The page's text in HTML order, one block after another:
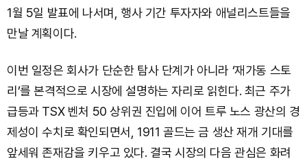
1월 5일 발표에 나서며, 행사 기간 투자자와 애널리스트들을
만날 계획이다.
이번 일정은 회사가 단순한 탐사 단계가 아니라 ‘재가동 스토
리’를 본격적으로 시장에 설명하는 자리로 읽힌다. 최근 주가
급등과 TSX 벤처 50 상위권 진입에 이어 트루 노스 광산의 경
제성이 수치로 확인되면서, 1911 골드는 금 생산 재개 기대를
앞세워 존재감을 키우고 있다. 결국 시장의 다음 관심은 화려